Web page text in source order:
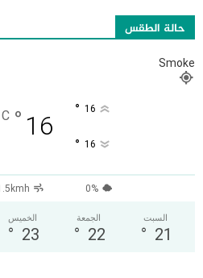
حالة الطقس
Smoke
16
°
C 16
°
16
°
0%
الخميس
23
°
الجمعة
22
°
السبت
21
°